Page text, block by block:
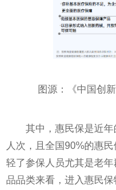
图源：《中国创
其中，惠民保是近
人次，且全国90%的惠
轻了参保人员尤其是老
品品类来看，进入惠民